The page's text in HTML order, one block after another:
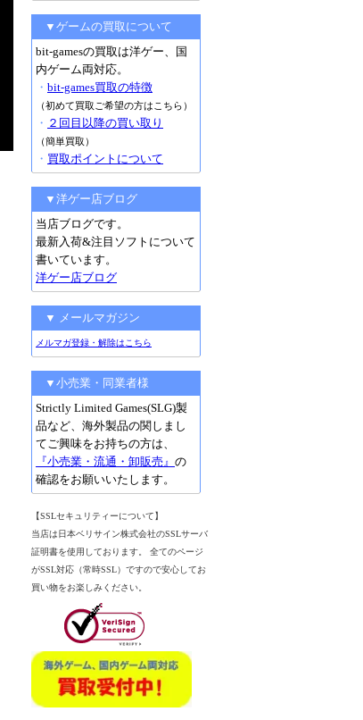
▼ゲームの買取について
bit-gamesの買取は洋ゲー、国
内ゲーム両対応。
・ bit-games買取の特徴
（初めて買取ご希望の方はこちら）
・ ２回目以降の買い取り
（簡単買取）
・ 買取ポイントについて
▼洋ゲー店ブログ
当店ブログです。
最新入荷&注目ソフトについて
書いています。
洋ゲー店ブログ
▼ メールマガジン
メルマガ登録・解除はこちら
▼小売業・同業者様
Strictly Limited Games(SLG)製
品など、海外製品の関しまし
てご興味をお持ちの方は、
『小売業・流通・卸販売』 の
確認をお願いいたします。
【SSLセキュリティーについて】
当店は日本ベリサイン株式会社のSSLサーバ
証明書を使用しております。 全てのページ
がSSL対応（常時SSL）ですので安心してお
買い物をお楽しみください。